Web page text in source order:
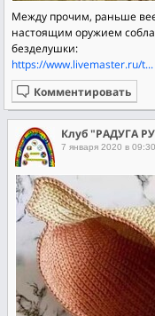
Между прочим, раньше
настоящим оружием
безделушки:
https://www.livemaster.ru/t...
Комментировать
Клуб "РАДУГА
7 января 2020 в 09:30